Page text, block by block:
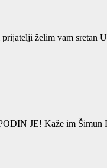
želim vam sretan
JE! Kaže im Šimun